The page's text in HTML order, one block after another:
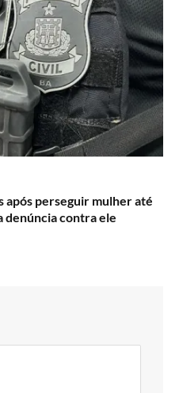
após perseguir mulher até
denúncia contra ele